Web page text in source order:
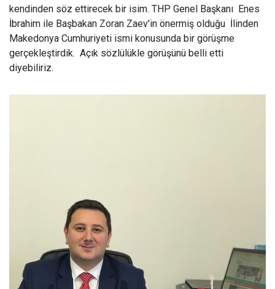
kendinden söz ettirecek bir isim. THP Genel Başkanı Enes
İbrahim ile Başbakan Zoran Zaev'in önermiş olduğu İlinden
Makedonya Cumhuriyeti ismi konusunda bir görüşme
gerçekleştirdik. Açık sözlülükle görüşünü belli etti
diyebiliriz.